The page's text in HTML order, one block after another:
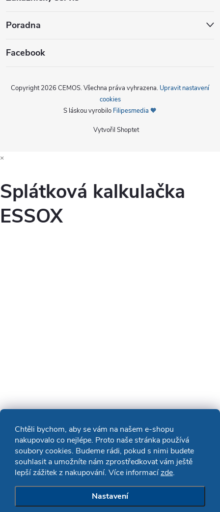
Chtěli bychom, aby se vám na našem e-shopu
nakupovalo co nejlépe. Proto naše stránka používá
soubory cookies. Budeme rádi, pokud s nimi budete
souhlasit a umožníte nám zprostředkovat vám ještě
lepší zážitek z nakupování. Více informacízde.
Nastavení
Poradna
Facebook
Vytvořil Shoptet
Copyright 2026 CEMOS. Všechna práva vyhrazena. Upravit nastavení
cookies
S láskou vyrobilo Filipesmedia 🧡
×
Splátková kalkulačka
ESSOX